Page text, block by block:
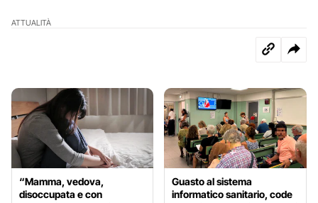
ATTUALITÀ
“Mamma, vedova,
disoccupata e con
Guasto al sistema
informatico sanitario, code